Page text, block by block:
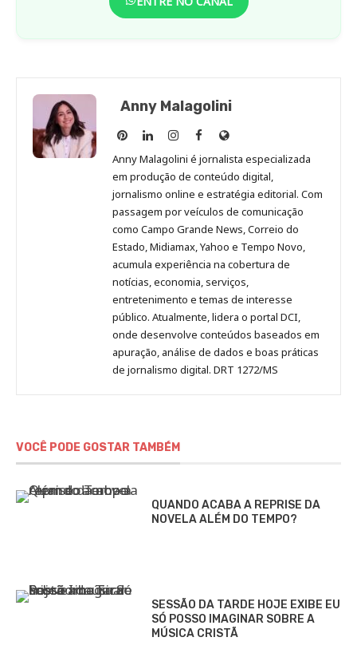
Anny Malagolini
Anny
Malagolini
no
Pinterest
Anny
Malagolini
no
LinkedIn
Anny
Malagolini
no
Instagram
Anny
Malagolini
no
Facebook
Site
de
Anny
Malagolini
Anny Malagolini é jornalista especializada
em produção de conteúdo digital,
jornalismo online e estratégia editorial. Com
passagem por veículos de comunicação
como Campo Grande News, Correio do
Estado, Midiamax, Yahoo e Tempo Novo,
acumula experiência na cobertura de
notícias, economia, serviços,
entretenimento e temas de interesse
público. Atualmente, lidera o portal DCI,
onde desenvolve conteúdos baseados em
apuração, análise de dados e boas práticas
de jornalismo digital. DRT 1272/MS
VOCÊ PODE GOSTAR TAMBÉM
QUANDO ACABA A REPRISE DA
NOVELA ALÉM DO TEMPO?
SESSÃO DA TARDE HOJE EXIBE EU
SÓ POSSO IMAGINAR SOBRE A
MÚSICA CRISTÃ